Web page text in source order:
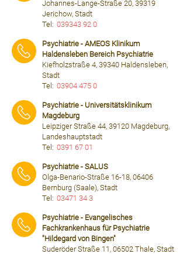
Johannes-Lange-Straße 20, 39319
Jerichow, Stadt
Tel: 039343 92 0
Psychiatrie - AMEOS Klinikum
Haldensleben Bereich Psychiatrie
Kiefholzstraße 4, 39340 Haldensleben,
Stadt
Tel: 03904 475 0
Psychiatrie - Universitätsklinikum
Magdeburg
Leipziger Straße 44, 39120 Magdeburg,
Landeshauptstadt
Tel: 0391 67 01
Psychiatrie - SALUS
Olga-Benario-Straße 16-18, 06406
Bernburg (Saale), Stadt
Tel: 03471 34 3
Psychiatrie - Evangelisches
Fachkrankenhaus für Psychiatrie
"Hildegard von Bingen"
Suderöder Straße 11, 06502 Thale, Stadt